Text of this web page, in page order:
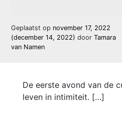
Geplaatst op november 17, 2022
(december 14, 2022)door Tamara
van Namen
De eerste avond van de
leven in intimiteit. […]